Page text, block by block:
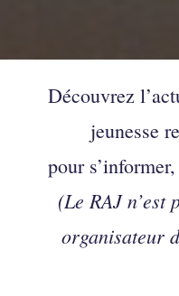
Découvrez
jeunesse
pour
(Le RAJ n’est
organisateur